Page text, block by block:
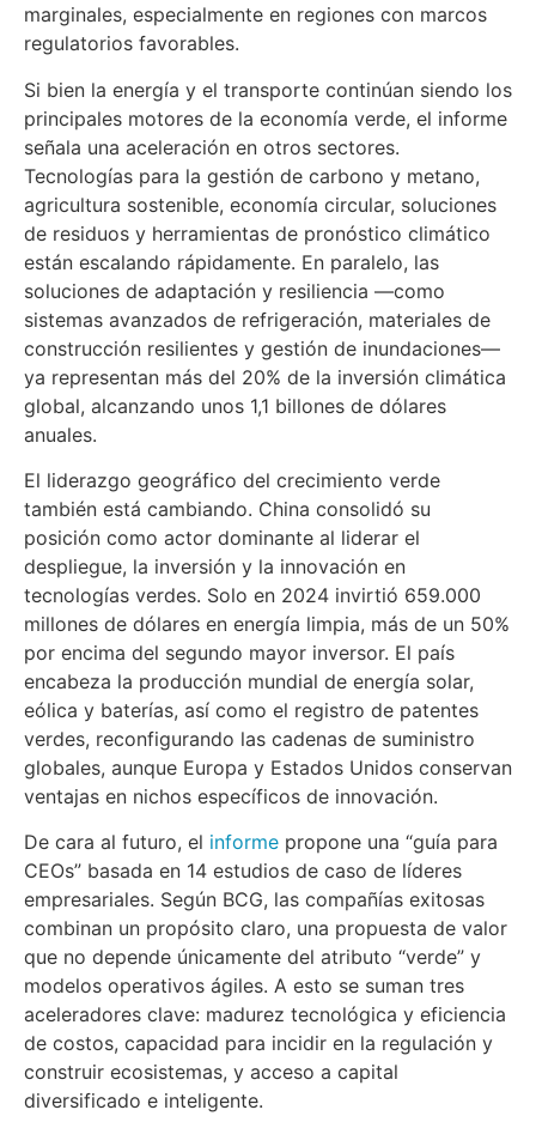
marginales, especialmente en regiones con marcos
regulatorios favorables.
Si bien la energía y el transporte continúan siendo los
principales motores de la economía verde, el informe
señala una aceleración en otros sectores.
Tecnologías para la gestión de carbono y metano,
agricultura sostenible, economía circular, soluciones
de residuos y herramientas de pronóstico climático
están escalando rápidamente. En paralelo, las
soluciones de adaptación y resiliencia —como
sistemas avanzados de refrigeración, materiales de
construcción resilientes y gestión de inundaciones—
ya representan más del 20% de la inversión climática
global, alcanzando unos 1,1 billones de dólares
anuales.
El liderazgo geográfico del crecimiento verde
también está cambiando. China consolidó su
posición como actor dominante al liderar el
despliegue, la inversión y la innovación en
tecnologías verdes. Solo en 2024 invirtió 659.000
millones de dólares en energía limpia, más de un 50%
por encima del segundo mayor inversor. El país
encabeza la producción mundial de energía solar,
eólica y baterías, así como el registro de patentes
verdes, reconfigurando las cadenas de suministro
globales, aunque Europa y Estados Unidos conservan
ventajas en nichos específicos de innovación.
De cara al futuro, el informe propone una “guía para
CEOs” basada en 14 estudios de caso de líderes
empresariales. Según BCG, las compañías exitosas
combinan un propósito claro, una propuesta de valor
que no depende únicamente del atributo “verde” y
modelos operativos ágiles. A esto se suman tres
aceleradores clave: madurez tecnológica y eficiencia
de costos, capacidad para incidir en la regulación y
construir ecosistemas, y acceso a capital
diversificado e inteligente.